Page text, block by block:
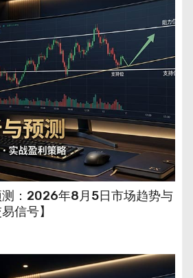
：2026年8月5日市场趋势与
信号】